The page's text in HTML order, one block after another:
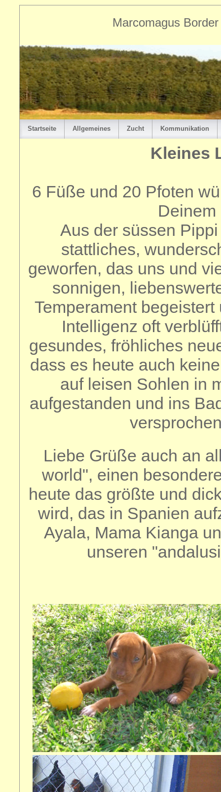
Marcomagus Border
Startseite Allgemeines Zucht Kommunikation
Kleines
6 Füße und 20 Pfoten
Deinem
Aus der süssen
stattliches,
geworfen, das uns und
sonnigen,
Temperament
Intelligenz oft
gesundes, fröhliches
dass es heute auch
auf leisen Sohlen in
aufgestanden und ins
Liebe Grüße auch an
world", einen
heute das größte und
wird, das in Spanien
Ayala, Mama Kianga
unseren